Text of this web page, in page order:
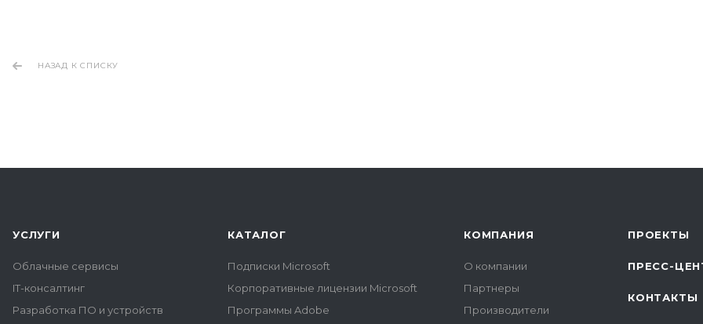
НАЗАД К СПИСКУ
УСЛУГИ
Облачные сервисы
IT-консалтинг
Разработка ПО и устройств
КАТАЛОГ
Подписки Microsoft
Корпоративные лицензии Microsoft
Программы Adobe
КОМПАНИЯ
О компании
Партнеры
Производители
ПРОЕКТЫ
ПРЕСС-
КОНТАКТЫ